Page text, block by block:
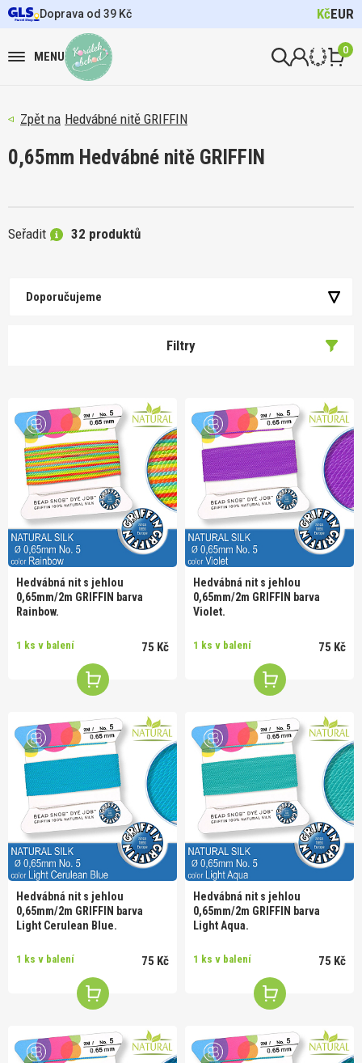
Doprava od 39 Kč KčEUR
MENU 0
Hedvábné nitě GRIFFIN
0,65mm Hedvábné nitě GRIFFIN
Seřadit 32 produktů
Doporučujeme
Filtry
Hedvábná nit s jehlou
0,65mm/2m GRIFFIN barva
Rainbow.
1 ks v balení 75 Kč
Hedvábná nit s jehlou
0,65mm/2m GRIFFIN barva
Violet.
1 ks v balení 75 Kč
Hedvábná nit s jehlou
0,65mm/2m GRIFFIN barva
Light Cerulean Blue.
1 ks v balení 75 Kč
Hedvábná nit s jehlou
0,65mm/2m GRIFFIN barva
Light Aqua.
1 ks v balení 75 Kč